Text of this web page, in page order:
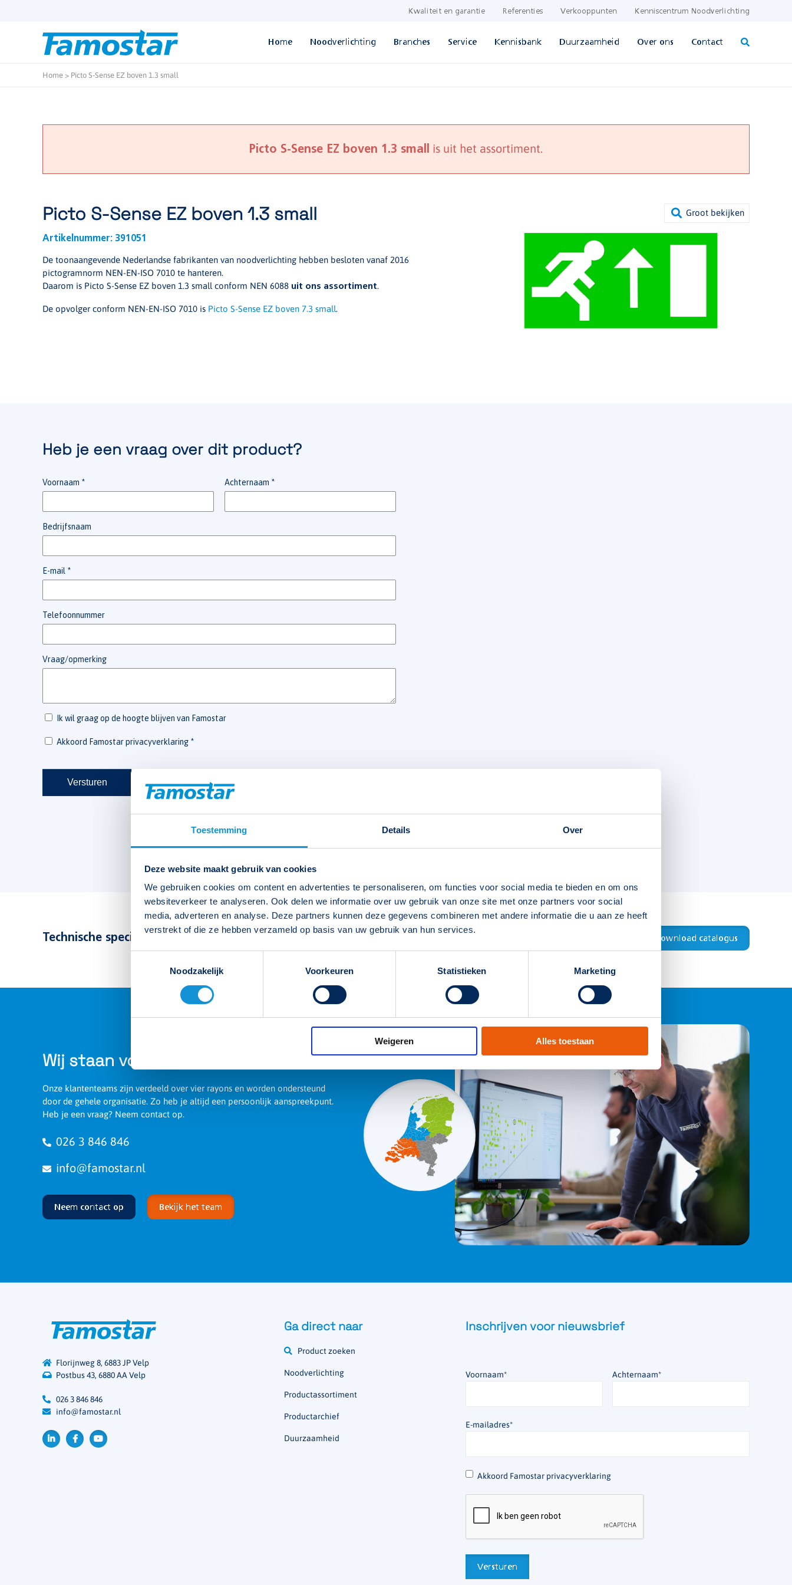
Toestemming Details Over
Deze website maakt gebruik van cookies
We gebruiken cookies om content en advertenties te personaliseren, om functies voor social media te bieden en om ons
websiteverkeer te analyseren. Ook delen we informatie over uw gebruik van onze site met onze partners voor social
media, adverteren en analyse. Deze partners kunnen deze gegevens combineren met andere informatie die u aan ze heeft
verstrekt of die ze hebben verzameld op basis van uw gebruik van hun services.
Noodzakelijk
Voorkeuren Statistieken Marketing
Weigeren Alles toestaan
Kwaliteit en garantie Referenties Verkooppunten Kenniscentrum Noodverlichting
Home Noodverlichting Branches Service Kennisbank Duurzaamheid Over ons Contact
Home > Picto S-Sense EZ boven 1.3 small
Picto S-Sense EZ boven 1.3 small is uit het assortiment.
Picto S-Sense EZ boven 1.3 small
Artikelnummer: 391051
De toonaangevende Nederlandse fabrikanten van noodverlichting hebben besloten vanaf 2016
pictogramnorm NEN-EN-ISO 7010 te hanteren.
Daarom is Picto S-Sense EZ boven 1.3 small conform NEN 6088 uit ons assortiment.
De opvolger conform NEN-EN-ISO 7010 is Picto S-Sense EZ boven 7.3 small.
Heb je een vraag over dit product?
Technische specificaties bekijken Download catalogus
Picto S-Sense EZ boven 1.3 small
391051
EAN-code 8715774009891
Wij staan voor je klaar
Onze klantenteams zijn verdeeld over vier rayons en worden ondersteund
door de gehele organisatie. Zo heb je altijd een persoonlijk aanspreekpunt.
Heb je een vraag? Neem contact op.
026 3 846 846
info@famostar.nl
Neem contact op Bekijk het team
Florijnweg 8, 6883 JP Velp
Postbus 43, 6880 AA Velp
026 3 846 846
info@famostar.nl
Ga direct naar
Product zoeken
Noodverlichting
Productassortiment
Productarchief
Duurzaamheid
Inschrijven voor nieuwsbrief
Voornaam* Achternaam*
E-mailadres*
* Akkoord Famostar privacyverklaring